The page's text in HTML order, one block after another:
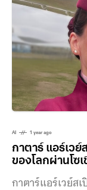
AI 1 year ago
กาตาร์ แอร์เว
ของโลกผ่านโซเ
กาตาร์แอร์เวย์ส